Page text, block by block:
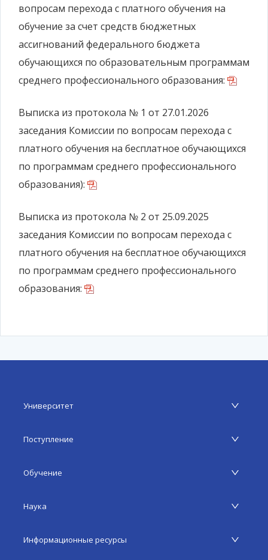
вопросам перехода с платного обучения на
обучение за счет средств бюджетных
ассигнований федерального бюджета
обучающихся по образовательным программам
среднего профессионального образования:
Выписка из протокола № 1 от 27.01.2026
заседания Комиссии по вопросам перехода с
платного обучения на бесплатное обучающихся
по программам среднего профессионального
образования):
Выписка из протокола № 2 от 25.09.2025
заседания Комиссии по вопросам перехода с
платного обучения на бесплатное обучающихся
по программам среднего профессионального
образования:
Университет
Поступление
Обучение
Наука
Информационные ресурсы